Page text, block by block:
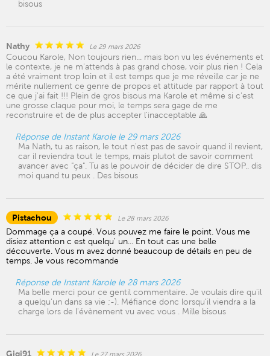
bisous
Nathy Le 29 mars 2026
Coucou Karole, Non toujours rien... mais bon vu les événements et
le contexte, je ne m'attends à pas grand chose, voir plus rien ! Cela
a été vraiment trop loin et il est temps que je me réveille car je ne
mérite nullement ce genre de propos et attitude par rapport à tout
ce que j'ai fait !!! Plein de gros bisous ma Karole et même si c'est
une grosse claque pour moi, le temps sera gage de me
reconstruire et de de plus accepter l'inacceptable 🙏
Réponse de Instant Karole le 29 mars 2026
Ma Nath, tu as raison, le tout n'est pas de savoir quand il revient,
car il reviendra tout le temps, mais plutot de savoir comment
avancer avec "ça". Tu as le pouvoir de décider de dire STOP.. dis
moi quand tu peux . Des bisous
Pistachou Le 28 mars 2026
Dommage ça a coupé. Vous pouvez me faire le point. Vous me
disiez attention c est quelqu' un... En tout cas une belle
découverte. Vous m avez donné beaucoup de détails en peu de
temps. Je vous recommande
Réponse de Instant Karole le 28 mars 2026
Ma belle merci pour ce gentil commentaire. Je voulais dire qu'il
a quelqu'un dans sa vie ;-). Méfiance donc lorsqu'il viendra a la
charge lors de l'évènement vu avec vous . Mille bisous
Gigi91 Le 27 mars 2026